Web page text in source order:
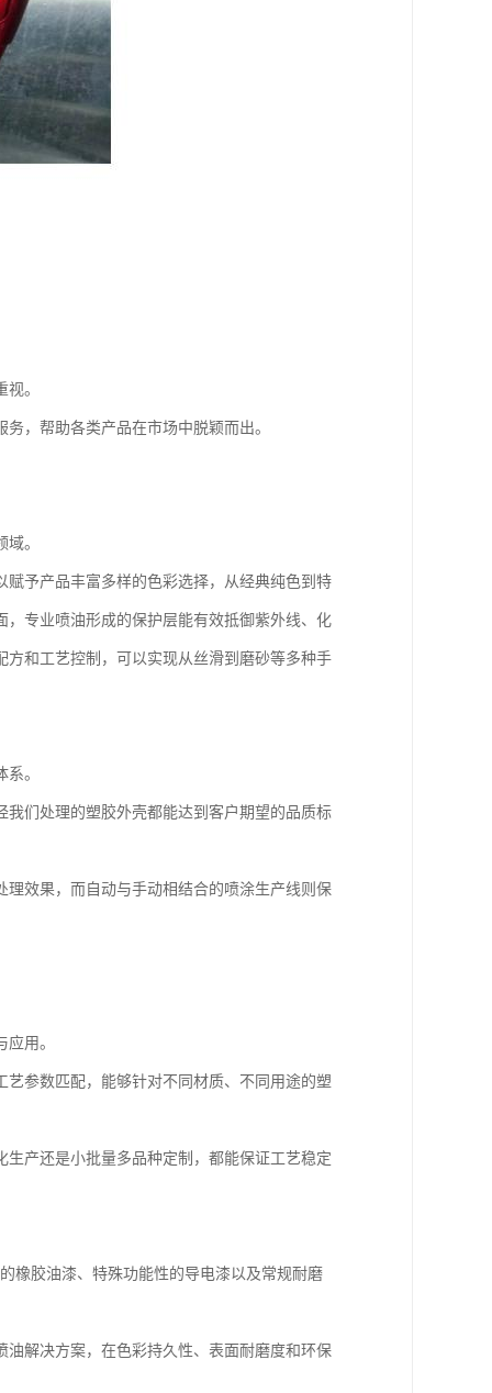
。
，帮助各类产品在市场中脱颖而出。
。
予产品丰富多样的色彩选择，从经典纯色到特
专业喷油形成的保护层能有效抵御紫外线、化
和工艺控制，可以实现从丝滑到磨砂等多种手
。
们处理的塑胶外壳都能达到客户期望的品质标
效果，而自动与手动相结合的喷涂生产线则保
用。
参数匹配，能够针对不同材质、不同用途的塑
产还是小批量多品种定制，都能保证工艺稳定
橡胶油漆、特殊功能性的导电漆以及常规耐磨
解决方案，在色彩持久性、表面耐磨度和环保